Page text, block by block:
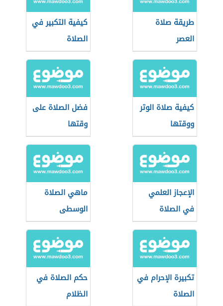
طريقة صلاة
العصر
كيفية التكبير في
الصلاة
كيفية صلاة الوتر
ووقتها
فضل الصلاة على
وقتها
الإعجاز العلمي
في الصلاة
ماهي الصلاة
الوسطى
تكبيرة الإحرام في
الصلاة
حكم الصلاة في
الظلام